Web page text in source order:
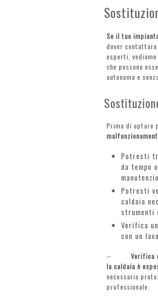
Se il tuo
dover
esperti,
che possono
autonoma e
Prima di optare
Potresti
da tempo
Potresti
caldaia
strumenti
Verifica un
con un
– Verifica
la caldaia è
necessaria
professionale.